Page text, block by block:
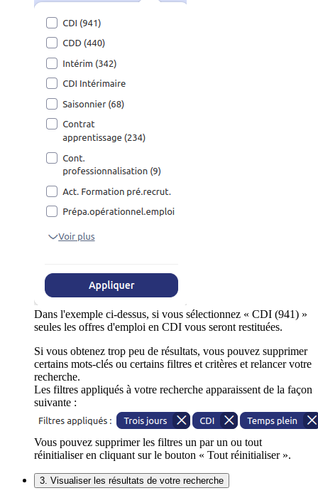
Dans l'exemple ci-dessus, si vous sélectionnez « CDI (941) »
seules les offres d'emploi en CDI vous seront restituées.
Si vous obtenez trop peu de résultats, vous pouvez supprimer
certains mots-clés ou certains filtres et critères et relancer votre
recherche.
Les filtres appliqués à votre recherche apparaissent de la façon
suivante :
Vous pouvez supprimer les filtres un par un ou tout
réinitialiser en cliquant sur le bouton « Tout réinitialiser ».
3. Visualiser les résultats de votre recherche